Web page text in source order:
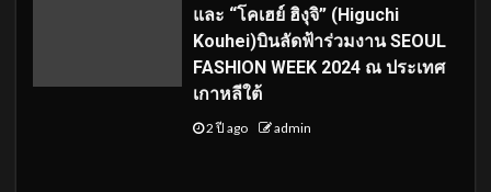
และ “โคเฮย์ ฮิงุจิ” (Higuchi
Kouhei)บินลัดฟ้าร่วมงาน SEOUL
FASHION WEEK 2024 ณ ประเทศ
เกาหลีใต้
2 ปี ago admin